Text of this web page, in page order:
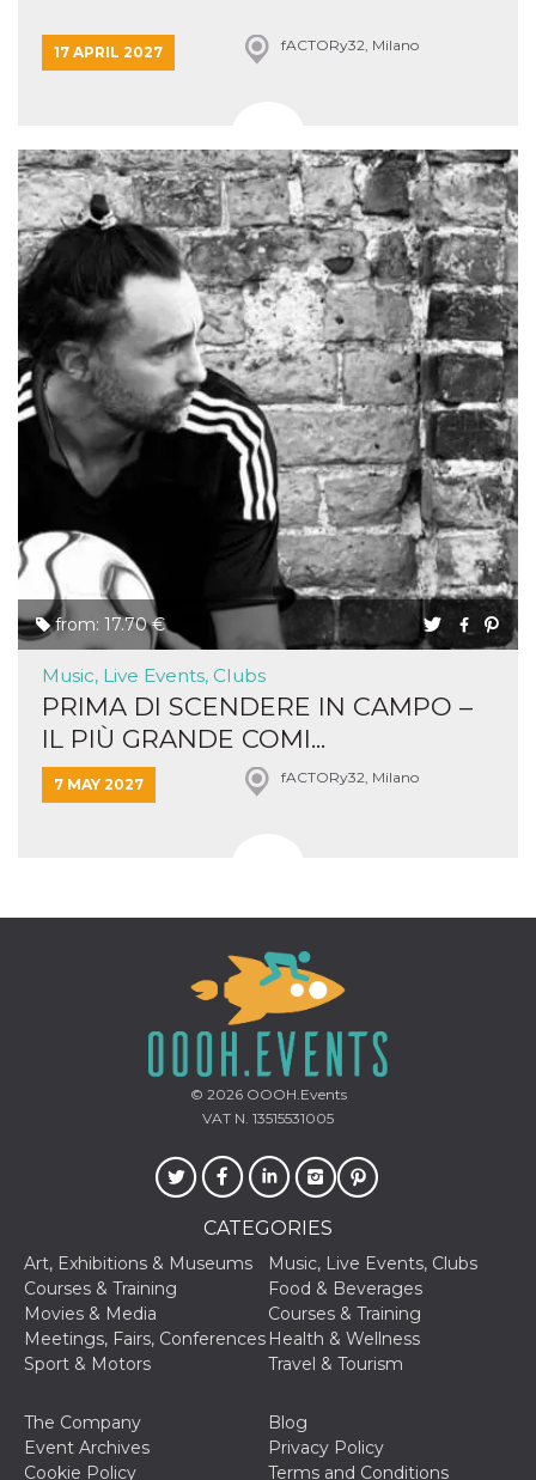
17 APRIL 2027 fACTORy32, Milano
from: 17.70 €
Music, Live Events, Clubs
PRIMA DI SCENDERE IN CAMPO –
IL PIÙ GRANDE COMI...
7 MAY 2027 fACTORy32, Milano
© 2026OOOH.Events
VAT N. 13515531005
CATEGORIES
Art, Exhibitions & Museums
Music, Live Events, Clubs
Courses & Training
Food & Beverages
Movies & Media
Courses & Training
Meetings, Fairs, Conferences Health & Wellness
Sport & Motors
Travel & Tourism
The Company
Blog
Event Archives
Privacy Policy
Cookie Policy
Terms and Conditions